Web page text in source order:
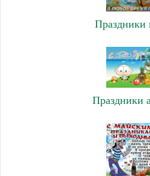
Праздники
Праздники